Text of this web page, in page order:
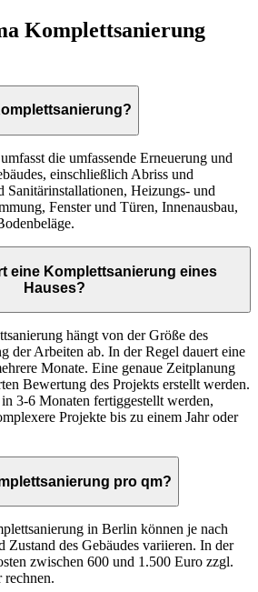
Komplettsanierung
die umfassende Erneuerung und
einschließlich Abriss und
Sanitärinstallationen, Heizungs- und
Fenster und Türen, Innenausbau,
eine Komplettsanierung eines
Hauses?
hängt von der Größe des
der Arbeiten ab. In der Regel dauert eine
Monate. Eine genaue Zeitplanung
Bewertung des Projekts erstellt werden.
3-6 Monaten fertiggestellt werden,
Projekte bis zu einem Jahr oder
pro qm?
in Berlin können je nach
Zustand des Gebäudes variieren. In der
zwischen 600 und 1.500 Euro zzgl.